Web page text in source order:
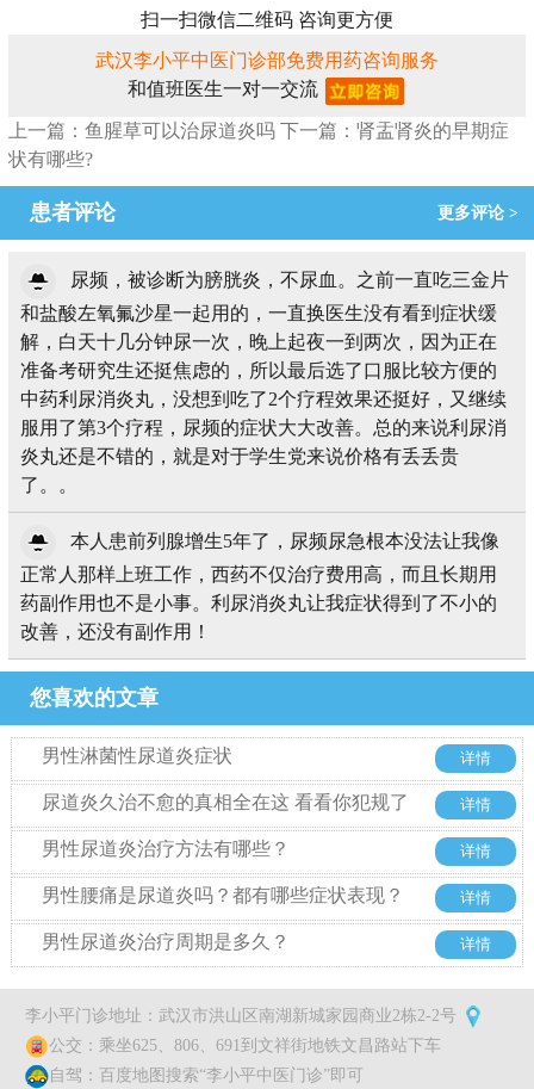
扫一扫微信二维码 咨询更方便
武汉李小平中医门诊部免费用药咨询服务
和值班医生一对一交流
上一篇：鱼腥草可以治尿道炎吗 下一篇：肾盂肾炎的早期症
状有哪些?
患者评论 更多评论 >
尿频，被诊断为膀胱炎，不尿血。之前一直吃三金片
和盐酸左氧氟沙星一起用的，一直换医生没有看到症状缓
解，白天十几分钟尿一次，晚上起夜一到两次，因为正在
准备考研究生还挺焦虑的，所以最后选了口服比较方便的
中药利尿消炎丸，没想到吃了2个疗程效果还挺好，又继续
服用了第3个疗程，尿频的症状大大改善。总的来说利尿消
炎丸还是不错的，就是对于学生党来说价格有丢丢贵
了。。
本人患前列腺增生5年了，尿频尿急根本没法让我像
正常人那样上班工作，西药不仅治疗费用高，而且长期用
药副作用也不是小事。利尿消炎丸让我症状得到了不小的
改善，还没有副作用！
您喜欢的文章
男性淋菌性尿道炎症状 详情
尿道炎久治不愈的真相全在这 看看你犯规了
几条
详情
男性尿道炎治疗方法有哪些？ 详情
男性腰痛是尿道炎吗？都有哪些症状表现？ 详情
男性尿道炎治疗周期是多久？ 详情
李小平门诊地址：武汉市洪山区南湖新城家园商业2栋2-2号
公交：乘坐625、806、691到文祥街地铁文昌路站下车
自驾：百度地图搜索“李小平中医门诊”即可